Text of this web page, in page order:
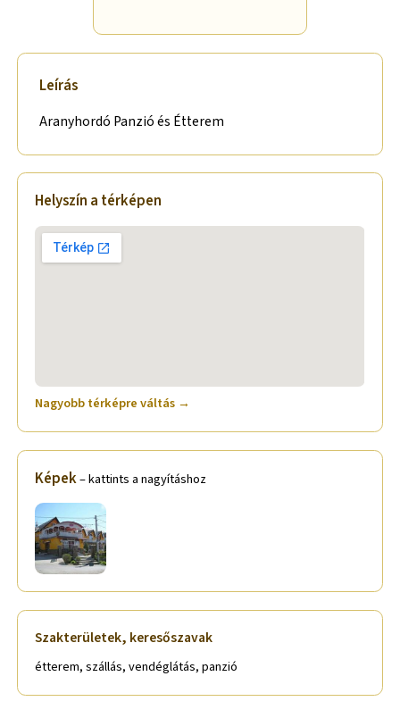
Leírás
Aranyhordó Panzió és Étterem
Helyszín a térképen
Nagyobb térképre váltás →
Képek– kattints a nagyításhoz
Szakterületek, keresőszavak
étterem, szállás, vendéglátás, panzió